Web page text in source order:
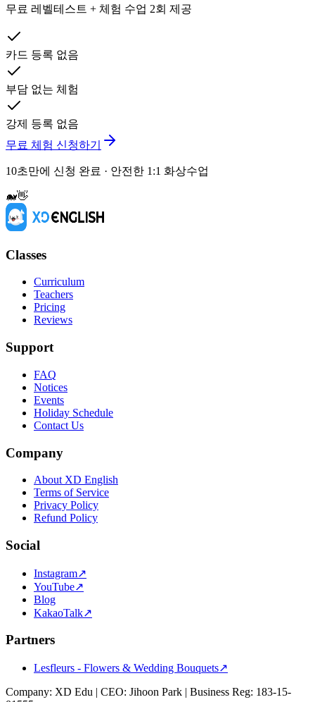
무료 레벨테스트 + 체험 수업 2회 제공
카드 등록 없음
부담 없는 체험
강제 등록 없음
무료 체험 신청하기
10초만에 신청 완료 · 안전한 1:1 화상수업
🐋👋
Classes
Curriculum
Teachers
Pricing
Reviews
Support
FAQ
Notices
Events
Holiday Schedule
Contact Us
Company
About XD English
Terms of Service
Privacy Policy
Refund Policy
Social
Instagram↗
YouTube↗
Blog
KakaoTalk↗
Partners
Lesfleurs - Flowers & Wedding Bouquets↗
Company: XD Edu | CEO: Jihoon Park | Business Reg: 183-15-